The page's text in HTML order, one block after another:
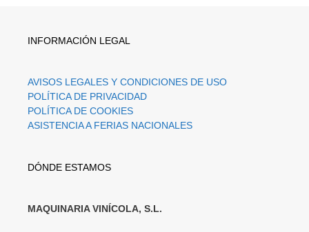
INFORMACIÓN LEGAL
AVISOS LEGALES Y CONDICIONES DE USO
POLÍTICA DE PRIVACIDAD
POLÍTICA DE COOKIES
ASISTENCIA A FERIAS NACIONALES
DÓNDE ESTAMOS
MAQUINARIA VINÍCOLA, S.L.